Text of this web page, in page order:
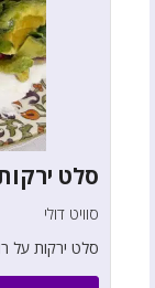
סלט
סוויט דולי
סלט ירקות על